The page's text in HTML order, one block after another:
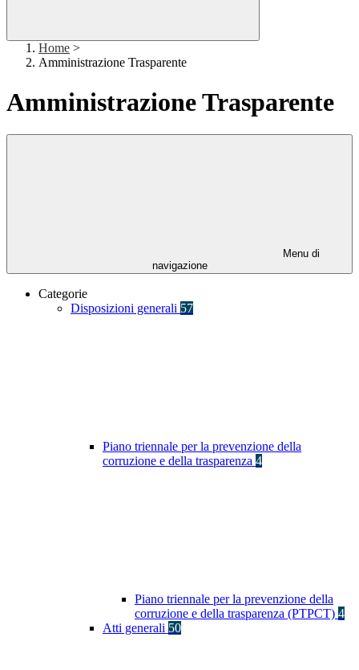
Home >
Amministrazione Trasparente
Amministrazione Trasparente
Menu di
navigazione
Categorie
Disposizioni generali 57
Piano triennale per la prevenzione della
corruzione e della trasparenza 4
Piano triennale per la prevenzione della
corruzione e della trasparenza (PTPCT) 4
Atti generali 50